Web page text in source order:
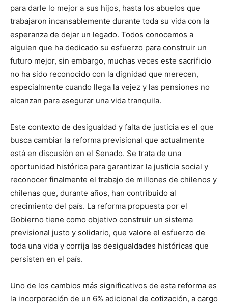
para darle lo mejor a sus hijos, hasta los abuelos que
trabajaron incansablemente durante toda su vida con la
esperanza de dejar un legado. Todos conocemos a
alguien que ha dedicado su esfuerzo para construir un
futuro mejor, sin embargo, muchas veces este sacrificio
no ha sido reconocido con la dignidad que merecen,
especialmente cuando llega la vejez y las pensiones no
alcanzan para asegurar una vida tranquila.
Este contexto de desigualdad y falta de justicia es el que
busca cambiar la reforma previsional que actualmente
está en discusión en el Senado. Se trata de una
oportunidad histórica para garantizar la justicia social y
reconocer finalmente el trabajo de millones de chilenos y
chilenas que, durante años, han contribuido al
crecimiento del país. La reforma propuesta por el
Gobierno tiene como objetivo construir un sistema
previsional justo y solidario, que valore el esfuerzo de
toda una vida y corrija las desigualdades históricas que
persisten en el país.
Uno de los cambios más significativos de esta reforma es
la incorporación de un 6% adicional de cotización, a cargo